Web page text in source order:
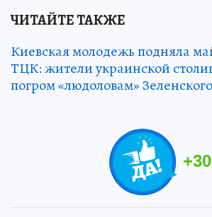
ЧИТАЙТЕ ТАКЖЕ
Киевская молодежь подняла
ТЦК: жители украинской
погром «людоловам» Зеленского
+30